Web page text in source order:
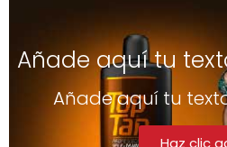
Añade aquí tu
Añade aquí tu
Haz clic